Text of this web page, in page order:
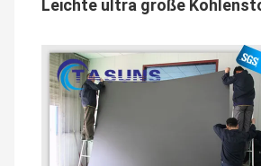
Leichte ultra große